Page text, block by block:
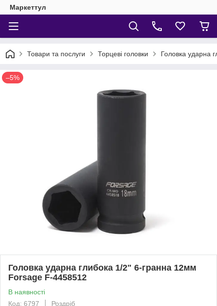
Маркеттул
Товари та послуги Торцеві головки Головка ударна
–5%
Головка ударна глибока 1/2" 6-гранна 12мм
Forsage F-4458512
В наявності
Код: 6797
Роздріб